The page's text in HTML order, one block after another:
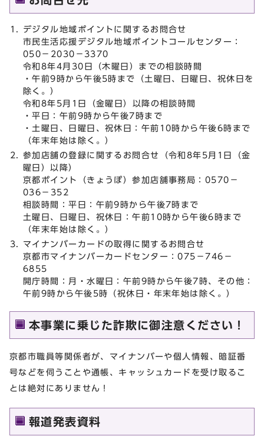
デジタル地域ポイントに関するお問合せ
市民生活応援デジタル地域ポイントコールセンター：
050－2030－3370
令和8年4月30日（木曜日）までの相談時間
・午前9時から午後5時まで（土曜日、日曜日、祝休日を
除く。）
令和8年5月1日（金曜日）以降の相談時間
・平日：午前9時から午後7時まで
・土曜日、日曜日、祝休日：午前10時から午後6時まで
（年末年始は除く。）
参加店舗の登録に関するお問合せ（令和8年5月1日（金
曜日）以降）
京都ポイント（きょうぽ）参加店舗事務局：0570－
036－352
相談時間：平日：午前9時から午後7時まで
土曜日、日曜日、祝休日：午前10時から午後6時まで
（年末年始は除く。）
マイナンバーカードの取得に関するお問合せ
京都市マイナンバーカードセンター：075－746－
6855
開庁時間：月・水曜日：午前9時から午後7時、その他：
午前9時から午後5時（祝休日・年末年始は除く。）
本事業に乗じた詐欺に御注意ください！
京都市職員等関係者が、マイナンバーや個人情報、暗証番
号などを伺うことや通帳、キャッシュカードを受け取るこ
とは絶対にありません！
報道発表資料